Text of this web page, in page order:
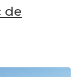
de